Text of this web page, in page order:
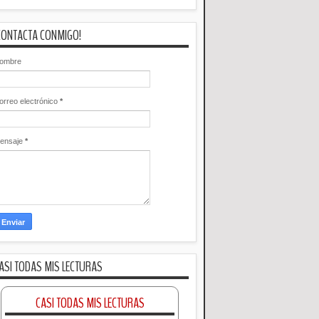
CONMIGO!
electrónico *
*
TODAS MIS LECTURAS
CASI TODAS MIS LECTURAS